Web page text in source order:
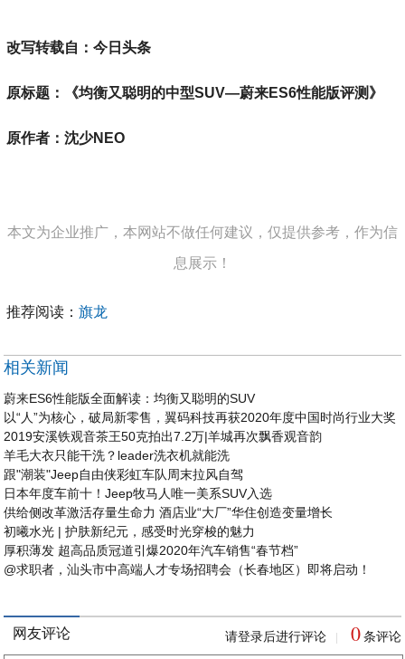
改写转载自：今日头条
原标题：《均衡又聪明的中型SUV—蔚来ES6性能版评测》
原作者：沈少NEO
本文为企业推广，本网站不做任何建议，仅提供参考，作为信
息展示！
推荐阅读：旗龙
相关新闻
蔚来ES6性能版全面解读：均衡又聪明的SUV
以“人”为核心，破局新零售，翼码科技再获2020年度中国时尚行业大奖
2019安溪铁观音茶王50克拍出7.2万|羊城再次飘香观音韵
羊毛大衣只能干洗？leader洗衣机就能洗
跟"潮装"Jeep自由侠彩虹车队周末拉风自驾
日本年度车前十！Jeep牧马人唯一美系SUV入选
供给侧改革激活存量生命力 酒店业“大厂”华住创造变量增长
初曦水光 | 护肤新纪元，感受时光穿梭的魅力
厚积薄发 超高品质冠道引爆2020年汽车销售“春节档”
@求职者，汕头市中高端人才专场招聘会（长春地区）即将启动！
网友评论 请登录后进行评论 0 条评论